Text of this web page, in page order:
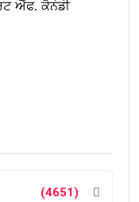
ਐੱਫ. ਕੈਨੇਡੀ
(4651)